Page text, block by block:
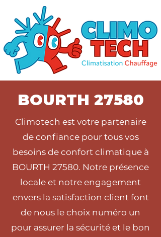
BOURTH 27580
Climotech est votre partenaire
de confiance pour tous vos
besoins de confort climatique à
BOURTH 27580. Notre présence
locale et notre engagement
envers la satisfaction client font
de nous le choix numéro un
pour assurer la sécurité et le bon